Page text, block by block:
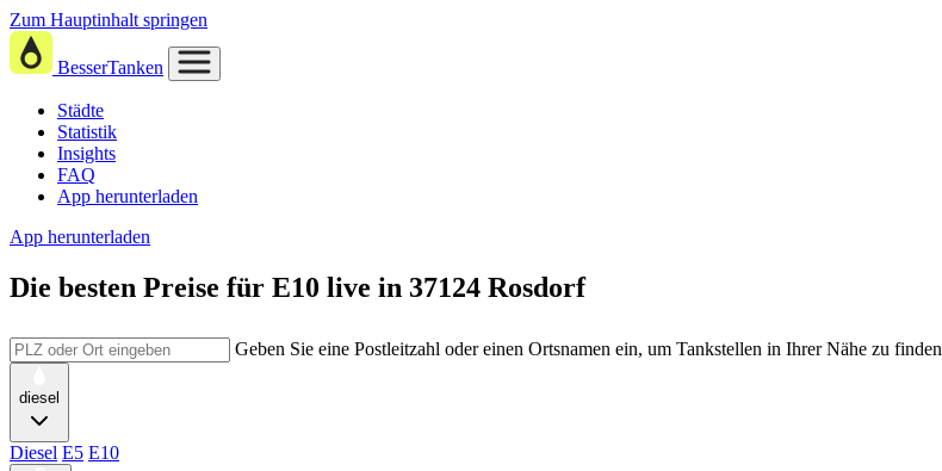
Zum Hauptinhalt springen
BesserTanken
Städte
Statistik
Insights
FAQ
App herunterladen
App herunterladen
Die besten Preise für E10 live in 37124 Rosdorf
Geben Sie eine Postleitzahl oder einen Ortsnamen ein, um Tankstellen in Ihrer Nähe zu finden
diesel
Diesel E5 E10